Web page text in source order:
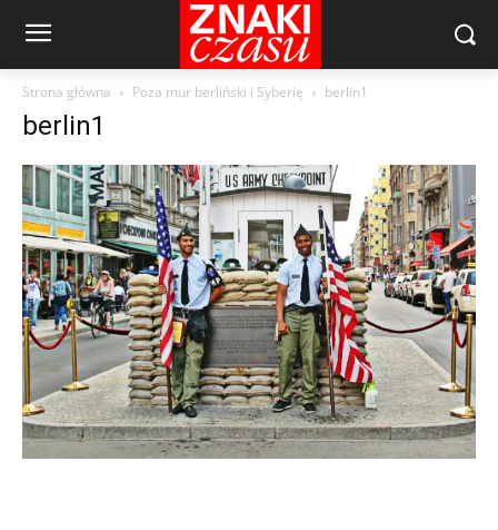
Strona główna Poza mur berliński i Syberię berlin1
berlin1